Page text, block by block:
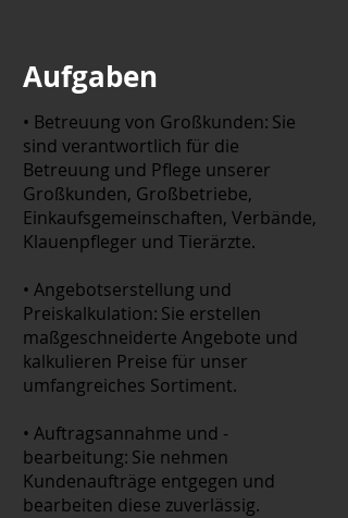
Aufgaben
• Betreuung von Großkunden: Sie
sind verantwortlich für die
Betreuung und Pflege unserer
Großkunden, Großbetriebe,
Einkaufsgemeinschaften, Verbände,
Klauenpfleger und Tierärzte.
• Angebotserstellung und
Preiskalkulation: Sie erstellen
maßgeschneiderte Angebote und
kalkulieren Preise für unser
umfangreiches Sortiment.
• Auftragsannahme und -
bearbeitung: Sie nehmen
Kundenaufträge entgegen und
bearbeiten diese zuverlässig.